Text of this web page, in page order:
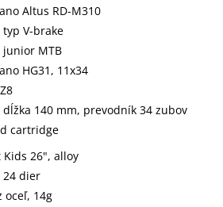
Altus RD-M310
typ V-brake
junior MTB
HG31, 11x34
dĺžka 140 mm, prevodník 34 zubov
cartridge
Kids 26", alloy
24 dier
oceľ, 14g